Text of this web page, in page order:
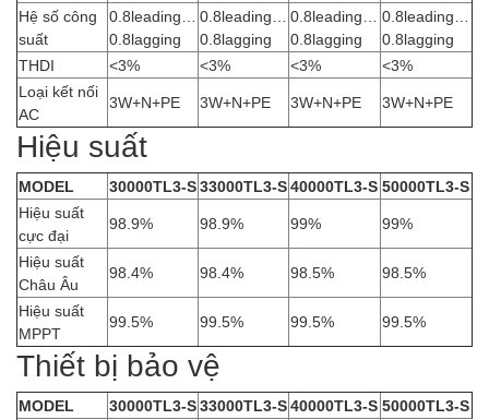
Hệ số công
suất
0.8leading…
0.8lagging
0.8leading…
0.8lagging
0.8leading…
0.8lagging
0.8leading…
0.8lagging
THDI
<3% <3% <3%
<3%
Loại kết nối
AC
3W+N+PE 3W+N+PE 3W+N+PE 3W+N+PE
Hiệu suất
MODEL 30000TL3-S33000TL3-S40000TL3-S 50000TL3-S
Hiệu suất
cực đại
98.9% 98.9% 99% 99%
Hiệu suất
Châu Âu
98.4% 98.4% 98.5% 98.5%
Hiệu suất
MPPT
99.5% 99.5% 99.5% 99.5%
Thiết bị bảo vệ
MODEL 30000TL3-S33000TL3-S40000TL3-S 50000TL3-S